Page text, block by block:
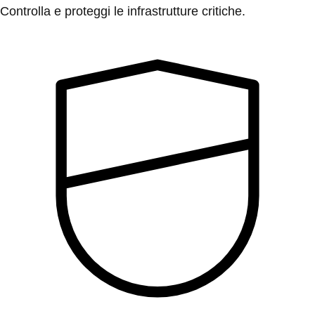
Controlla e proteggi le infrastrutture critiche.